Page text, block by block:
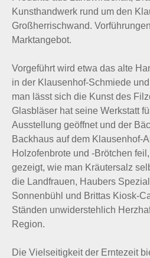
Kunsthandwerk rund um den
Großherrischwand.
Marktangebot.
Vorgeführt wird etwa das alte
in der Klausenhof-Schmiede
man lässt sich die Kunst des
Glasbläser hat seine Werkstatt
Ausstellung geöffnet und der
Backhaus auf dem Klausenhof-
Holzofenbrote und -Brötchen
gezeigt, wie man Kräutersalz
die Landfrauen, Haubers
Sonnenbühl und Brittas Kiosk-
Ständen unwiderstehlich
Region.
Die Vielseitigkeit der Erntezeit